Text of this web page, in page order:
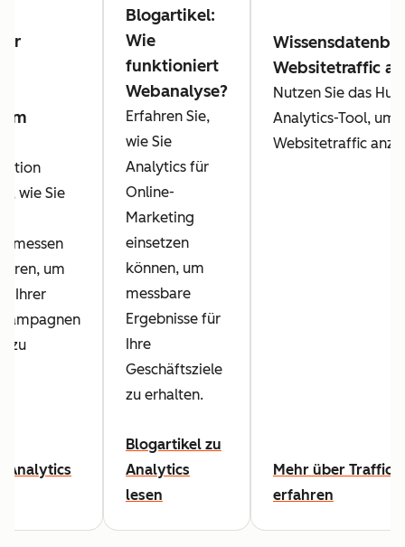
im
wie Sie
messen
um
Ihrer
zu
Analytics
Blogartikel:
Wie
funktioniert
Webanalyse?
Erfahren Sie,
wie Sie
Analytics für
Online-
Marketing
einsetzen
können, um
messbare
Ergebnisse für
Ihre
Geschäftsziele
zu erhalten.
Blogartikel zu
Analytics
lesen
Websitetraffic
Nutzen Sie das
Analytics-Tool, um
Websitetraffic
Mehr über Traffic-
erfahren